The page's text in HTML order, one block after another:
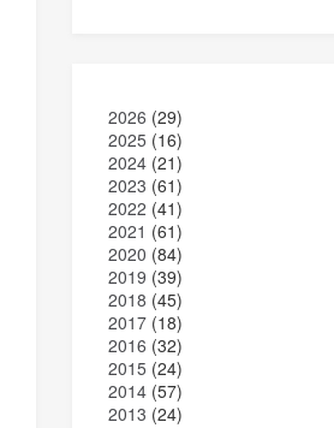
2026 (29)
2025 (16)
2024 (21)
2023 (61)
2022 (41)
2021 (61)
2020 (84)
2019 (39)
2018 (45)
2017 (18)
2016 (32)
2015 (24)
2014 (57)
2013 (24)